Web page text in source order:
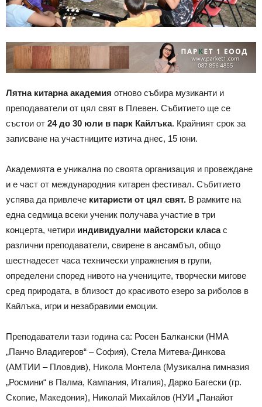
Лятна китарна академия отново събира музиканти и
преподаватели от цял свят в Плевен. Събитието ще се
състои от 24 до 30 юли в парк Кайлъка. Крайният срок за
записване на участниците изтича днес, 15 юни.
Академията е уникална по своята организация и провеждане
и е част от международния китарен фестивал. Събитието
успява да привлече китаристи от цял свят. В рамките на
една седмица всеки ученик получава участие в три
концерта, четири индивидуални майсторски класас
различни преподаватели, свирене в ансамбъл, общо
шестнадесет часа технически упражнения в групи,
определени според нивото на учениците, творчески мигове
сред природата, в близост до красивото езеро за риболов в
Кайлъка, игри и незабравими емоции.
Преподаватели тази година са: Росен Балкански (НМА
„Панчо Владигеров“ – София), Стела Митева-Динкова
(АМТИИ – Пловдив), Никола Монтела (Музикална гимназия
„Росмини“ в Палма, Кампания, Италия), Дарко Багески (гр.
Скопие, Македония), Николай Михайлов (НУИ „Панайот